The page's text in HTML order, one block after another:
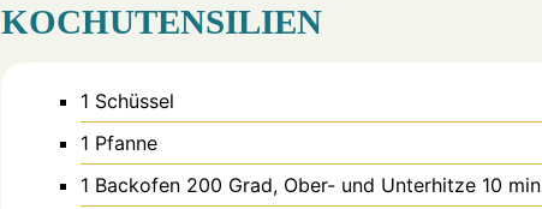
KOCHUTENSILIEN
1 Schüssel
1 Pfanne
1 Backofen 200 Grad, Ober- und Unterhitze 10 min